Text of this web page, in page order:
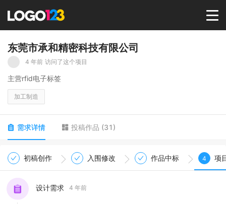
首页
LOGO
东莞市承和精密科技有限公司
4 年前 访问了这个项目
主营rfid电子标签
加工制造
需求详情 投稿作品 (31 )
初稿创作 入围修改 作品中标 4 项
设计需求 4 年前